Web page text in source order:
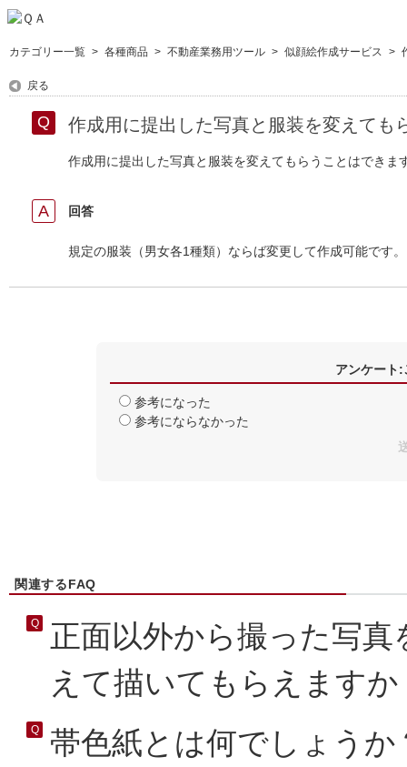
カテゴリー一覧 > 各種商品 > 不動産業務用ツール > 似顔絵作成サービス >
戻る
作成用に提出した写真と服装を変えても
作成用に提出した写真と服装を変えてもらうことはできま
回答
規定の服装（男女各1種類）ならば変更して作成可能です
アンケート:
参考になった
参考にならなかった
関連するFAQ
正面以外から撮った写
えて描いてもらえますか
帯色紙とは何でしょう